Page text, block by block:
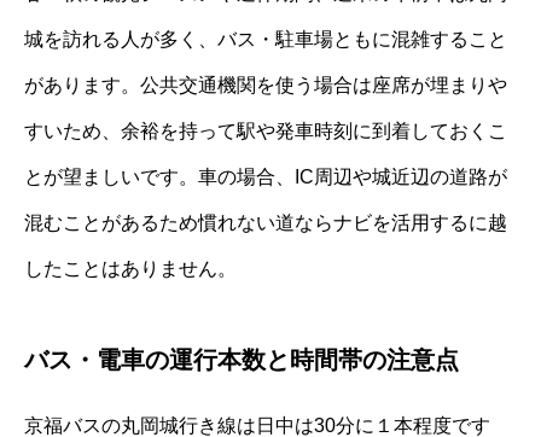
城を訪れる人が多く、バス・駐車場ともに混雑すること
があります。公共交通機関を使う場合は座席が埋まりや
すいため、余裕を持って駅や発車時刻に到着しておくこ
とが望ましいです。車の場合、IC周辺や城近辺の道路が
混むことがあるため慣れない道ならナビを活用するに越
したことはありません。
バス・電車の運行本数と時間帯の注意点
京福バスの丸岡城行き線は日中は30分に１本程度です